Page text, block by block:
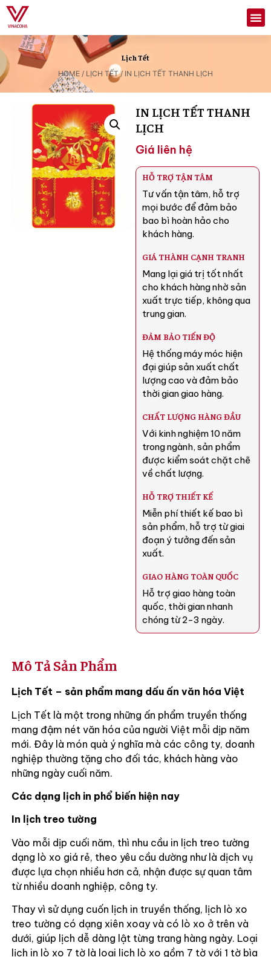
Lịch Tết
HOME / LỊCH TẾT/ IN LỊCH TẾT THANH LỊCH
IN LỊCH TẾT THANH
LỊCH
Giá liên hệ
HỖ TRỢ TẬN TÂM
Tư vấn tận tâm, hỗ trợ
mọi bước để đảm bảo
bao bì hoàn hảo cho
khách hàng.
GIÁ THÀNH CẠNH TRANH
Mang lại giá trị tốt nhất
cho khách hàng nhờ sản
xuất trực tiếp, không qua
trung gian.
ĐẢM BẢO TIẾN ĐỘ
Hệ thống máy móc hiện
đại giúp sản xuất chất
lượng cao và đảm bảo
thời gian giao hàng.
CHẤT LƯỢNG HÀNG ĐẦU
Với kinh nghiệm 10 năm
trong ngành, sản phẩm
được kiểm soát chặt chẽ
về chất lượng.
HỖ TRỢ THIẾT KẾ
Miễn phí thiết kế bao bì
sản phẩm, hỗ trợ từ giai
đoạn ý tưởng đến sản
xuất.
GIAO HÀNG TOÀN QUỐC
Hỗ trợ giao hàng toàn
quốc, thời gian nhanh
chóng từ 2-3 ngày.
Mô Tả Sản Phẩm
Lịch Tết – sản phẩm mang dấu ấn văn hóa Việt
Lịch Tết là một trong những ấn phẩm truyền thống
mang đậm nét văn hóa của người Việt mỗi dịp năm
mới. Đây là món quà ý nghĩa mà các công ty, doanh
nghiệp thường tặng cho đối tác, khách hàng vào
những ngày cuối năm.
Các dạng lịch in phổ biến hiện nay
In lịch treo tường
Vào mỗi dịp cuối năm, thì nhu cầu in lịch treo tường
dạng lò xo giá rẻ, theo yêu cầu dường như là dịch vụ
được lựa chọn nhiều hơn cả, nhận được sự quan tâm
từ nhiều doanh nghiệp, công ty.
Thay vì sử dụng cuốn lịch in truyền thống, lịch lò xo
treo tường có dạng xiên xoay và có lò xo ở trên và
dưới, giúp lịch dễ dàng lật từng trang hàng ngày. Loại
lịch in lò xo 7 tờ là loại lịch lò xo gồm 7 tờ với 1 tờ bìa